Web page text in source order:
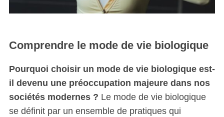
Comprendre le mode de vie biologique
Pourquoi choisir un mode de vie biologique est-
il devenu une préoccupation majeure dans nos
sociétés modernes ? Le mode de vie biologique
se définit par un ensemble de pratiques qui